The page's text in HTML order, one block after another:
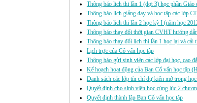
Thông báo lịch thi lần 1 (đợt 3) học phần
Thông báo lịch giảng dạy và học tập các lớp
Thông báo lịch thi lần 2 học kỳ I (năm học
Thông báo thay đổi thời gian CVHT hướng
Thông báo thay đổi lịch thi lần 1 học lại và cải
Lịch trực của Cố vấn học tập
Thông báo gửi sinh viên các lớp đại học, cao
Kế hoạch hoạt động của Ban Cố vấn học tập
Danh sách các lớp tín chỉ dự kiến mở trong
Quyết định cho sinh viên học cùng lúc 2
Quyết định thành lập Ban Cố vấn học tập